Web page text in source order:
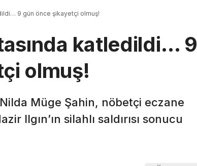
9 gün önce şikayetçi olmuş!
katledildi… 9
olmuş!
Müge Şahin, nöbetçi eczane
Ilgın’ın silahlı saldırısı sonucu